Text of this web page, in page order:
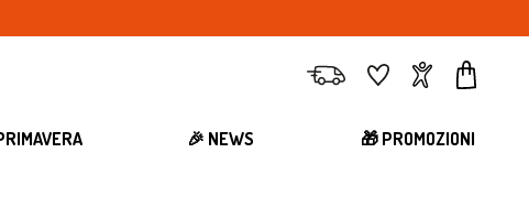
ConsegnaPreferitiAccount
🎉 NEWS 🎁 PROMOZIONI